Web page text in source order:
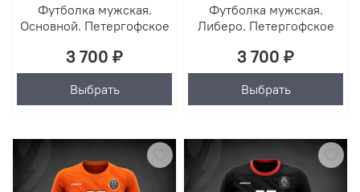
Футболка мужская.
Основной. Петергофское
3 700 ₽
Выбрать
Футболка мужская.
Либеро. Петергофское
3 700 ₽
Выбрать